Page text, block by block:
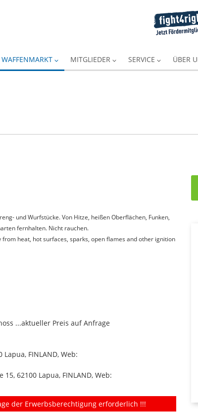
WAFFENMARKT MITGLIEDER SERVICE ÜBER
und Wurfstücke. Von Hitze, heißen Oberflächen, Funken,
fernhalten. Nicht rauchen.
heat, hot surfaces, sparks, open flames and other ignition
...aktueller Preis auf Anfrage
FINLAND, Web:
62100 Lapua, FINLAND, Web:
der Erwerbsberechtigung erforderlich !!!